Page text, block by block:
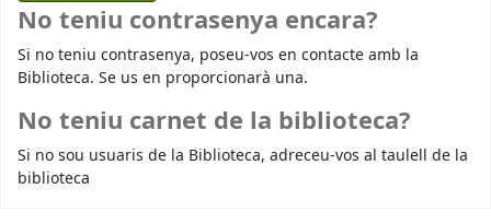
No teniu contrasenya encara?
Si no teniu contrasenya, poseu-vos en contacte amb la
Biblioteca. Se us en proporcionarà una.
No teniu carnet de la biblioteca?
Si no sou usuaris de la Biblioteca, adreceu-vos al taulell de la
biblioteca